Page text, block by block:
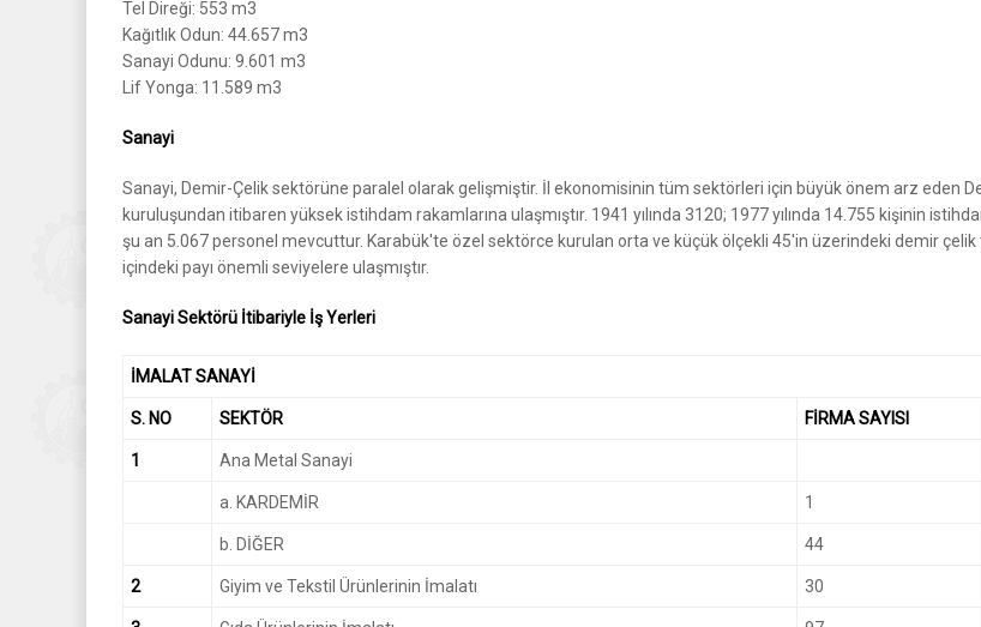
Tel Direği: 553 m3
Kağıtlık Odun: 44.657 m3
Sanayi Odunu: 9.601 m3
Lif Yonga: 11.589 m3
Sanayi
Sanayi, Demir-Çelik sektörüne paralel olarak gelişmiştir. İl ekonomisinin tüm sektörleri için büyük önem arz eden
kuruluşundan itibaren yüksek istihdam rakamlarına ulaşmıştır. 1941 yılında 3120; 1977 yılında 14.755 kişinin
şu an 5.067 personel mevcuttur. Karabük'te özel sektörce kurulan orta ve küçük ölçekli 45'in üzerindeki demir
içindeki payı önemli seviyelere ulaşmıştır.
Sanayi Sektörü İtibariyle İş Yerleri
İMALAT SANAYİ
S. NO SEKTÖR FİRMA SAYISI
1 Ana Metal Sanayi
a. KARDEMİR 1
b. DİĞER 44
2 Giyim ve Tekstil Ürünlerinin İmalatı 30